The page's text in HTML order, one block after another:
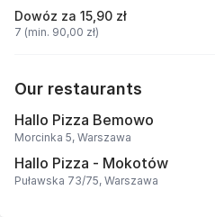
Dowóz za 15,90 zł
7 (min. 90,00 zł)
Our restaurants
Hallo Pizza Bemowo
Morcinka 5, Warszawa
Hallo Pizza - Mokotów
Puławska 73/75, Warszawa